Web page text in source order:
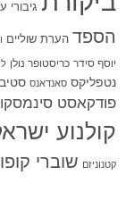
גיבורי
הספד הערת שוליים
יוסף סידר כריסטופר נולן
נטפליקס סאנדאנס
פודקאסט
קולנוע
קטנוניזם שוברי